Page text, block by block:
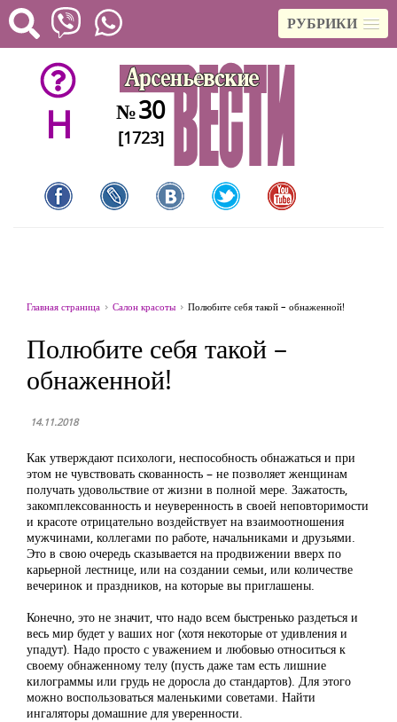
РУБРИКИ
H №30
[1723]
Главная страница Салон красоты Полюбите себя такой – обнаженной!
Полюбите себя такой –
обнаженной!
14.11.2018
Как утверждают психологи, неспособность обнажаться и при
этом не чувствовать скованность – не позволяет женщинам
получать удовольствие от жизни в полной мере. Зажатость,
закомплексованность и неуверенность в своей неповторимости
и красоте отрицательно воздействует на взаимоотношения
мужчинами, коллегами по работе, начальниками и друзьями.
Это в свою очередь сказывается на продвижении вверх по
карьерной лестнице, или на создании семьи, или количестве
вечеринок и праздников, на которые вы приглашены.
Конечно, это не значит, что надо всем быстренько раздеться и
весь мир будет у ваших ног (хотя некоторые от удивления и
упадут). Надо просто с уважением и любовью относиться к
своему обнаженному телу (пусть даже там есть лишние
килограммы или грудь не доросла до стандартов). Для этого
можно воспользоваться маленькими советами. Найти
ингаляторы домашние для уверенности.